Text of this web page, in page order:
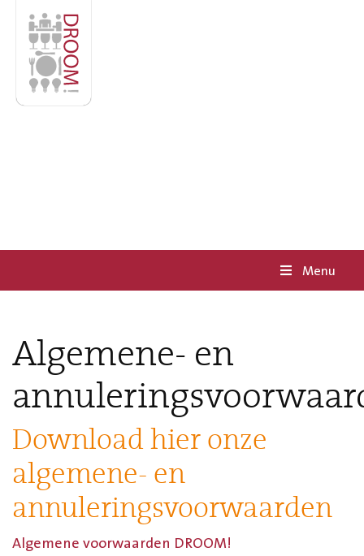
Menu
Algemene- en
Download hier onze
algemene- en
annuleringsvoorwaarden
Algemene voorwaarden DROOM!